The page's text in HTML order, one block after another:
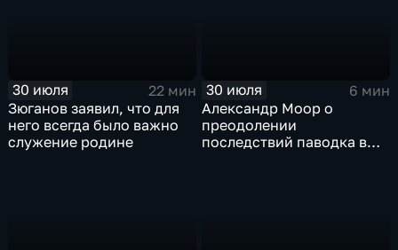
30 июля
22 мин
Зюганов заявил, что для
него всегда было важно
служение родине
30 июля
6 мин
Александр Моор о
преодолении
последствий паводка в